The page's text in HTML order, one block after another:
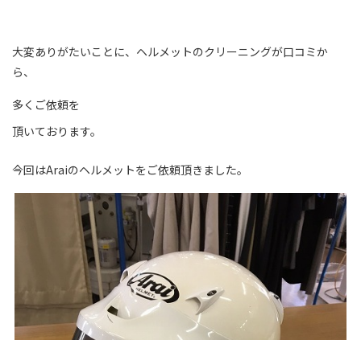
大変ありがたいことに、ヘルメットのクリーニングが口コミか
ら、
多くご依頼を
頂いております。
今回はAraiのヘルメットをご依頼頂きました。